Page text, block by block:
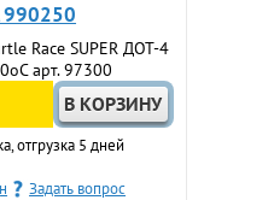
990250
Race SUPER ДОТ-4
арт. 97300
отгрузка 5 дней
Задать вопрос